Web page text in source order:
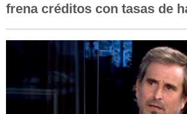
frena créditos con tasas de